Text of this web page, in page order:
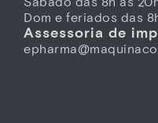
Dom e feriados das
Assessoria de